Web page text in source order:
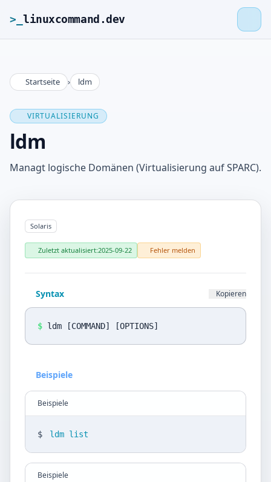
>_ linuxcommand.dev
>_linuxcommand.dev
Roadmap
Kontakt
Impressum
Datenschutz
DE EN
Startseite › ldm
VIRTUALISIERUNG
ldm
Managt logische Domänen (Virtualisierung auf SPARC).
Solaris
Zuletzt aktualisiert:2025-09-22 Fehler melden
Syntax Kopieren
$ ldm [COMMAND] [OPTIONS]
Beispiele
Beispiele
$ ldm list
Beispiele